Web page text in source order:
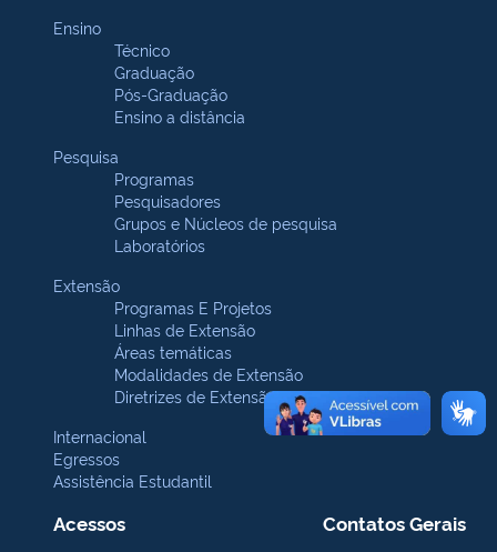
Ensino
Técnico
Graduação
Pós-Graduação
Ensino a distância
Pesquisa
Programas
Pesquisadores
Grupos e Núcleos de pesquisa
Laboratórios
Extensão
Programas E Projetos
Linhas de Extensão
Áreas temáticas
Modalidades de Extensão
Diretrizes de Extensão
Internacional
Egressos
Assistência Estudantil
Acessos Contatos Gerais